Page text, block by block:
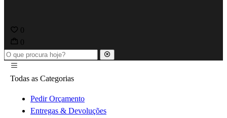
0
0
Todas as Categorias
Pedir Orçamento
Entregas & Devoluções